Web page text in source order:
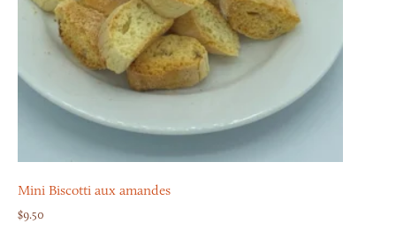
Mini Biscotti aux amandes
$9.50